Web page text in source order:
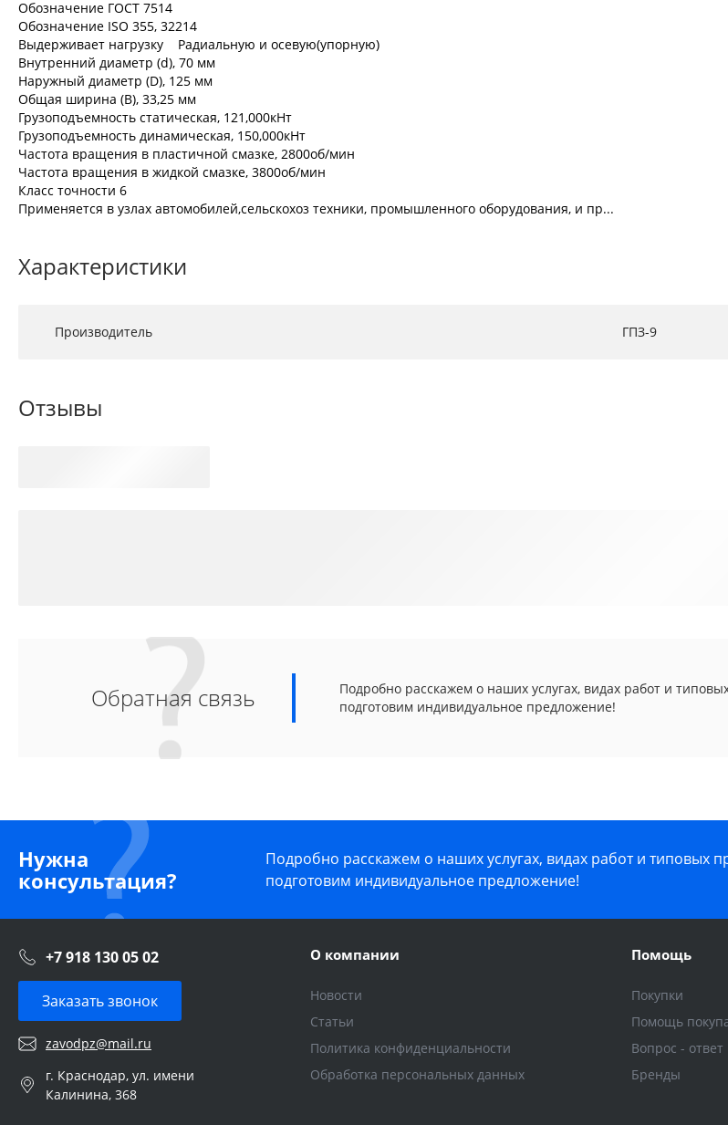
Обозначение ГОСТ 7514
Обозначение ISO 355, 32214
Выдерживает нагрузку Радиальную и осевую(упорную)
Внутренний диаметр (d), 70 мм
Наружный диаметр (D), 125 мм
Общая ширина (B), 33,25 мм
Грузоподъемность статическая, 121,000кНт
Грузоподъемность динамическая, 150,000кНт
Частота вращения в пластичной смазке, 2800об/мин
Частота вращения в жидкой смазке, 3800об/мин
Класс точности 6
Применяется в узлах автомобилей,сельскохоз техники, промышленного оборудования, и пр...
Характеристики
Производитель ГПЗ-9
Отзывы
Обратная связь
Подробно расскажем о наших услугах, видах работ и
подготовим индивидуальное предложение!
Нужна
консультация?
Подробно расскажем о наших услугах, видах работ и типовых
подготовим индивидуальное предложение!
+7 918 130 05 02
Заказать звонок
zavodpz@mail.ru
г. Краснодар, ул. имени
Калинина, 368
О компании
Новости
Статьи
Политика конфиденциальности
Обработка персональных данных
Помощь
Покупки
Помощь
Вопрос - ответ
Бренды